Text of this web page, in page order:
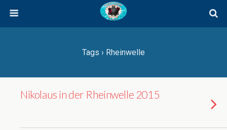
Tags › Rheinwelle
Nikolaus in der Rheinwelle 2015